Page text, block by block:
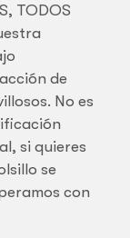
TODOS
de
No es
si quieres
se
con